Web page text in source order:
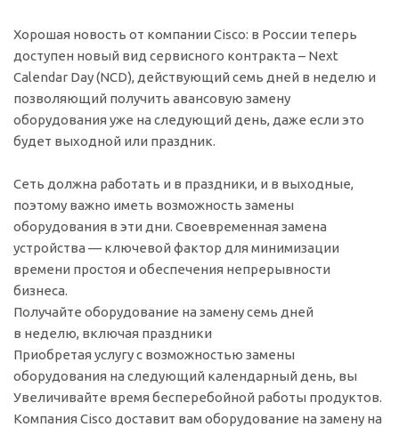
Хорошая новость от компании Cisco: в России теперь
доступен новый вид сервисного контракта – Next
Calendar Day (NCD), действующий семь дней в неделю и
позволяющий получить авансовую замену
оборудования уже на следующий день, даже если это
будет выходной или праздник.
Сеть должна работать и в праздники, и в выходные,
поэтому важно иметь возможность замены
оборудования в эти дни. Своевременная замена
устройства — ключевой фактор для минимизации
времени простоя и обеспечения непрерывности
бизнеса.
Получайте оборудование на замену семь дней
в неделю, включая праздники
Приобретая услугу с возможностью замены
оборудования на следующий календарный день, вы
Увеличивайте время бесперебойной работы продуктов.
Компания Cisco доставит вам оборудование на замену на